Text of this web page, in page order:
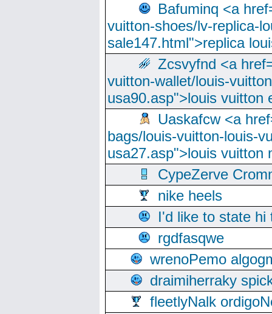
Bafuminq <a
vuitton-shoes/lv-replica-
sale147.html">replica
Zcsvyfnd <a
vuitton-wallet/louis-
usa90.asp">louis vuitton
Uaskafcw <a
bags/louis-vuitton-louis-
usa27.asp">louis vuitton
CypeZerve
nike heels
I'd like to state hi
rgdfasqwe
wrenoPemo
draimiherraky
fleetlyNalk